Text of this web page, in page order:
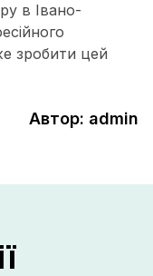
в Івано-
зробити цей
Автор: admin